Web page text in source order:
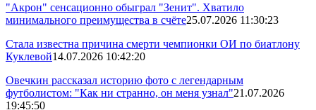
"Акрон" сенсационно обыграл "Зенит". Хватило
минимального преимущества в счёте25.07.2026 11:30:23
Стала известна причина смерти чемпионки ОИ по биатлону
Куклевой14.07.2026 10:42:20
Овечкин рассказал историю фото с легендарным
футболистом: "Как ни странно, он меня узнал"21.07.2026
19:45:50